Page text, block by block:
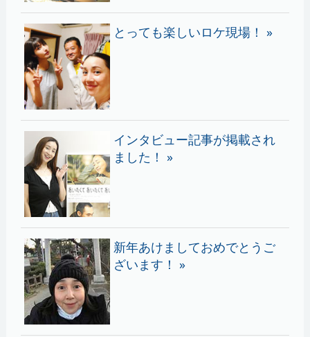
とっても楽しいロケ現場！ »
インタビュー記事が掲載され
ました！ »
新年あけましておめでとうご
ざいます！ »